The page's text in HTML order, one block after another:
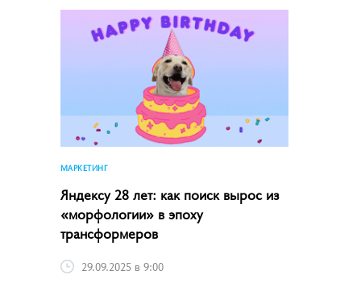
МАРКЕТИНГ
Яндексу 28 лет: как поиск вырос из
«морфологии» в эпоху
трансформеров
29.09.2025 в 9:00